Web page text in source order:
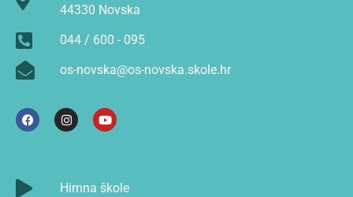
44330 Novska
044 / 600 - 095
os-novska@os-novska.skole.hr
Himna škole